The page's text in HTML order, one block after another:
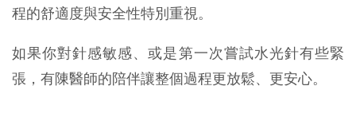
程的舒適度與安全性特別重視。
如果你對針感敏感、或是第一次嘗試水光針有些緊
張，有陳醫師的陪伴讓整個過程更放鬆、更安心。